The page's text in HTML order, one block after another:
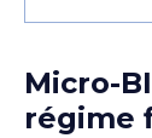
Micro-
régime